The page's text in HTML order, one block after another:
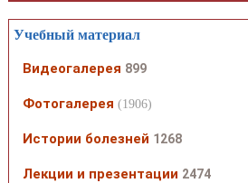
Учебный материал
Видеогалерея 899
Фотогалерея (1906)
Истории болезней 1268
Лекции и презентации 2474